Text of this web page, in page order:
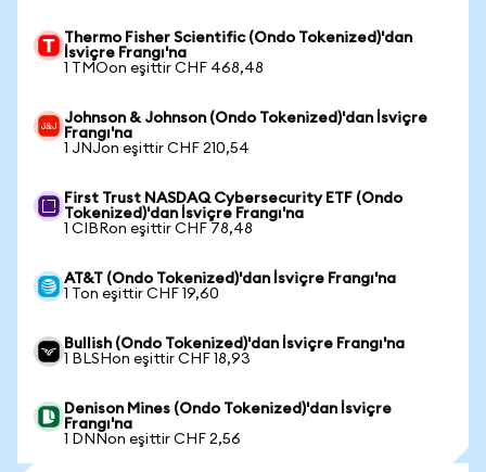
Thermo Fisher Scientific (Ondo Tokenized)'dan
İsviçre Frangı'na
1 TMOon eşittir CHF 468,48
Johnson & Johnson (Ondo Tokenized)'dan İsviçre
Frangı'na
1 JNJon eşittir CHF 210,54
First Trust NASDAQ Cybersecurity ETF (Ondo
Tokenized)'dan İsviçre Frangı'na
1 CIBRon eşittir CHF 78,48
AT&T (Ondo Tokenized)'dan İsviçre Frangı'na
1 Ton eşittir CHF 19,60
Bullish (Ondo Tokenized)'dan İsviçre Frangı'na
1 BLSHon eşittir CHF 18,93
Denison Mines (Ondo Tokenized)'dan İsviçre
Frangı'na
1 DNNon eşittir CHF 2,56